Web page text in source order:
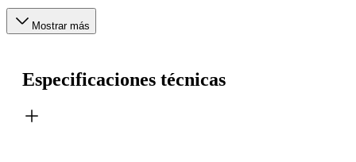
Mostrar más
Especificaciones técnicas